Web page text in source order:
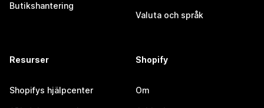
Butikshantering
Valuta och språk
Resurser
Shopifys hjälpcenter
Shopify
Om